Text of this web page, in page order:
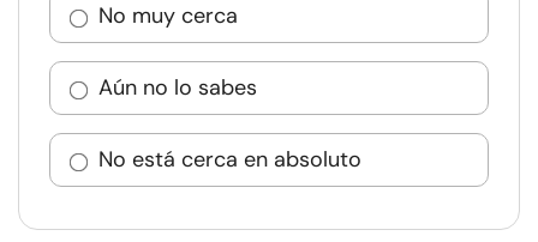
No muy cerca
Aún no lo sabes
No está cerca en absoluto